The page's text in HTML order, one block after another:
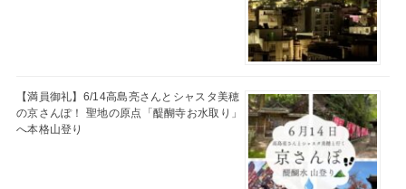
【満員御礼】6/14高島亮さんとシャスタ美穂
の京さんぽ！ 聖地の原点「醍醐寺お水取り」
へ本格山登り